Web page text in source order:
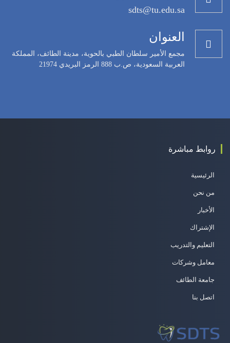
sdts@tu.edu.sa
العنوان
مجمع الأمير سلطان الطبي بالحوية، مدينة الطائف، المملكة
العربية السعودية، ص.ب 888 الرمز البريدي 21974
روابط مباشرة
الرئيسية
من نحن
الأخبار
الإشتراك
التعليم والتدريب
معامل وشركات
جامعة الطائف
اتصل بنا